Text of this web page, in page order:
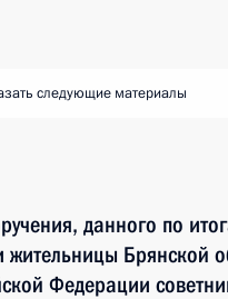
следующие материалы
данного по
Брянской
Федерации